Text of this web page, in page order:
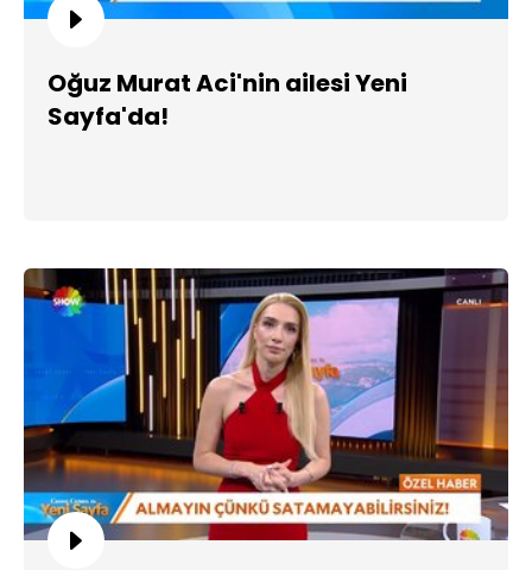
Oğuz Murat Aci'nin ailesi Yeni
Sayfa'da!